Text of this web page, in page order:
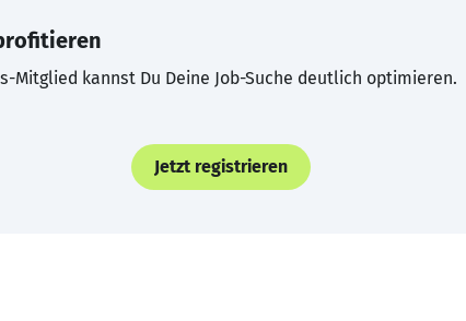
Mitglied kannst Du Deine Job-Suche deutlich optimieren.
Jetzt registrieren